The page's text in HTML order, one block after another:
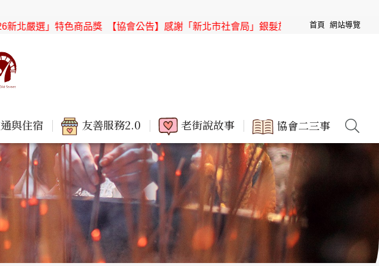
獎 【協會公告】感謝「新北市社會局」銀髮族節目「高年級超進化」來「三峽老街」取
首頁 網站導覽
與住宿 友善服務2.0 老街說故事 協會二三事